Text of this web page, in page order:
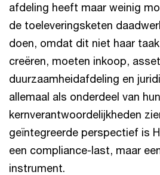
afdeling heeft maar weinig
de toeleveringsketen
doen, omdat dit niet haar
creëren, moeten inkoop,
duurzaamheidafdeling en
allemaal als onderdeel van hun
kernverantwoordelijkheden
geïntegreerde perspectief is
een compliance-last, maar
instrument.